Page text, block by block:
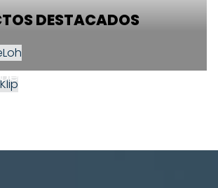
DESTACADOS
Klip